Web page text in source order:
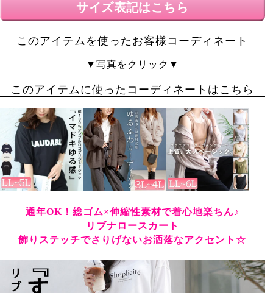
サイズ表記はこちら
このアイテムを使ったお客様コーディネート
▼写真をクリック▼
このアイテムに使ったコーディネートはこちら
通年OK！総ゴム×伸縮性素材で着心地楽ちん♪
リブナロースカート
飾りステッチでさりげないお洒落なアクセント☆